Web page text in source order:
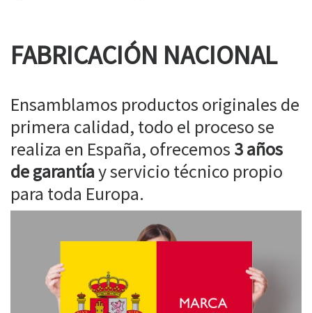
FABRICACIÓN NACIONAL
Ensamblamos productos originales de
primera calidad, todo el proceso se
realiza en España, ofrecemos 3 años
de garantíay servicio técnico propio
para toda Europa.